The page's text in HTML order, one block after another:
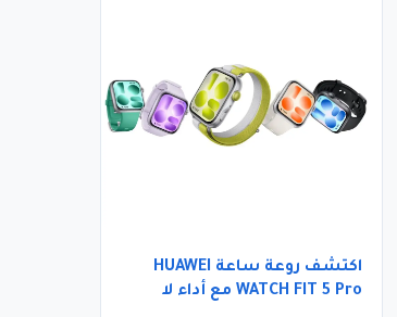
اكتشف روعة ساعة HUAWEI
WATCH FIT 5 Pro مع أداء لا